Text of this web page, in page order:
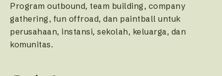
Program outbound, team building, company
gathering, fun offroad, dan paintball untuk
perusahaan, instansi, sekolah, keluarga, dan
komunitas.